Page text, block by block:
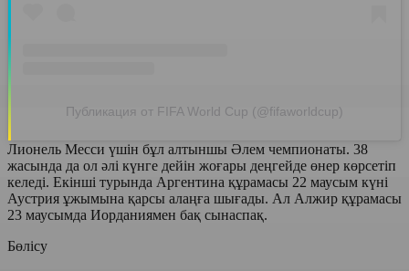
Публикация от FIFA World Cup (@fifaworldcup)
Лионель Месси үшін бұл алтыншы Әлем чемпионаты. 38
жасында да ол әлі күнге дейін жоғары деңгейде өнер көрсетіп
келеді. Екінші турында Аргентина құрамасы 22 маусым күні
Аустрия ұжымына қарсы алаңға шығады. Ал Алжир құрамасы
23 маусымда Иорданиямен бақ сынаспақ.
Бөлісу